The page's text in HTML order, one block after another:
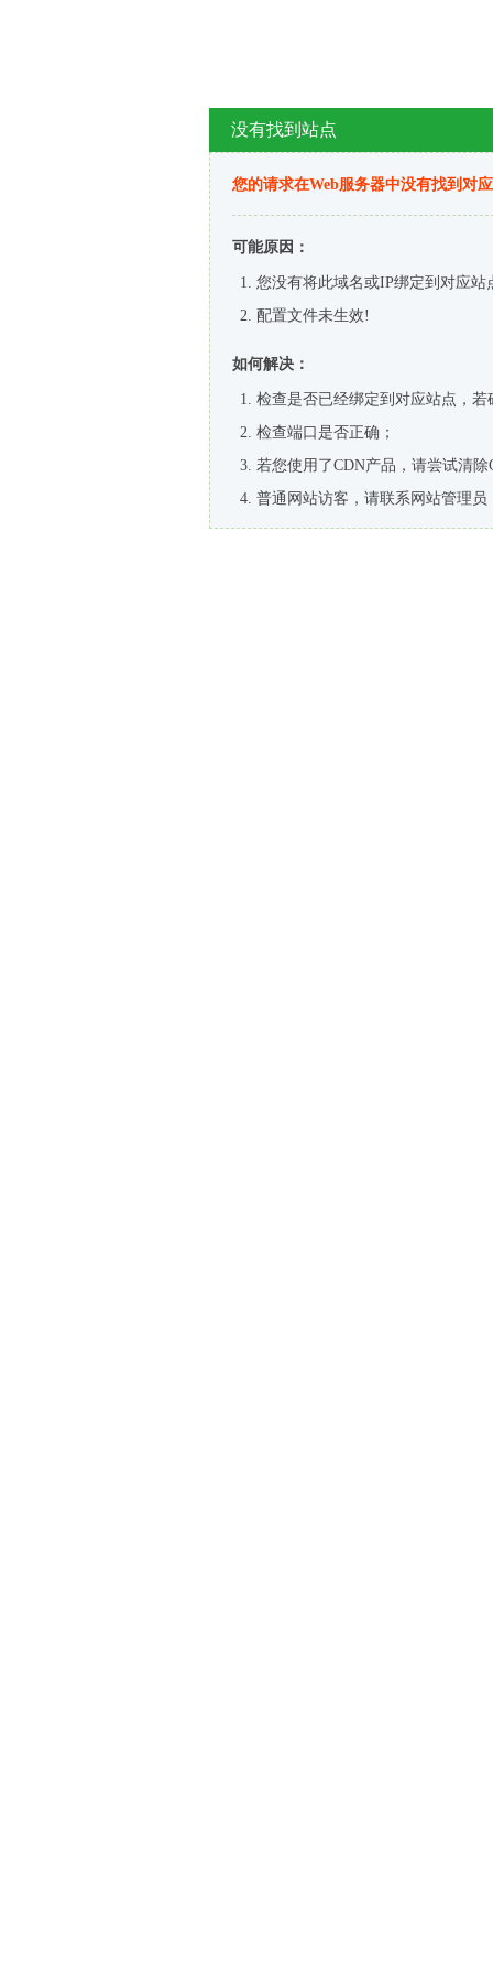
没有找到站点
您的请求在Web服务器中没有找到对
可能原因：
您没有将此域名或IP绑定到对应站
配置文件未生效!
如何解决：
检查是否已经绑定到对应站点，
检查端口是否正确；
若您使用了CDN产品，请尝试清除
普通网站访客，请联系网站管理员